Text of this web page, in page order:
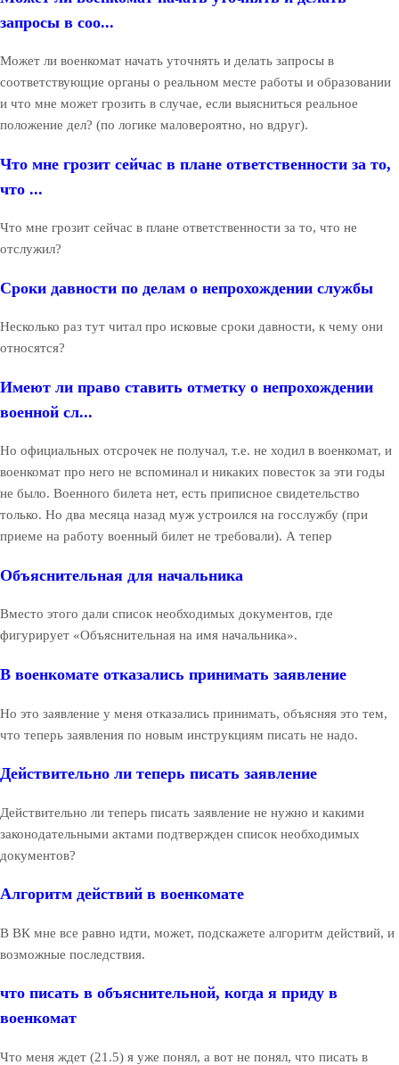
запросы в соо...
Может ли военкомат начать уточнять и делать запросы в
соответствующие органы о реальном месте работы и образовании
и что мне может грозить в случае, если выясниться реальное
положение дел? (по логике маловероятно, но вдруг).
Что мне грозит сейчас в плане ответственности за то,
что ...
Что мне грозит сейчас в плане ответственности за то, что не
отслужил?
Сроки давности по делам о непрохождении службы
Несколько раз тут читал про исковые сроки давности, к чему они
относятся?
Имеют ли право ставить отметку о непрохождении
военной сл...
Но официальных отсрочек не получал, т.е. не ходил в военкомат, и
военкомат про него не вспоминал и никаких повесток за эти годы
не было. Военного билета нет, есть приписное свидетельство
только. Но два месяца назад муж устроился на госслужбу (при
приеме на работу военный билет не требовали). А тепер
Объяснительная для начальника
Вместо этого дали список необходимых документов, где
фигурирует «Объяснительная на имя начальника».
В военкомате отказались принимать заявление
Но это заявление у меня отказались принимать, объясняя это тем,
что теперь заявления по новым инструкциям писать не надо.
Действительно ли теперь писать заявление
Действительно ли теперь писать заявление не нужно и какими
законодательными актами подтвержден список необходимых
документов?
Алгоритм действий в военкомате
В ВК мне все равно идти, может, подскажете алгоритм действий, и
возможные последствия.
что писать в объяснительной, когда я приду в
военкомат
Что меня ждет (21.5) я уже понял, а вот не понял, что писать в